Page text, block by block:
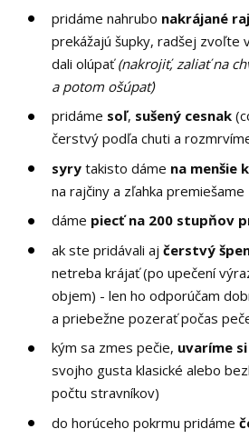
pridáme nahrubo nakrájané
prekážajú šupky, radšej zvoľte
dali olúpať(nakrojiť, zaliať na
a potom ošúpať)
pridáme soľ, sušený cesnak
čerstvý podľa chuti a
syry takisto dáme na menšie
na rajčiny a zľahka premiešame
dáme piecť na 200 stupňov
ak ste pridávali ajčerstvý
netreba krájať (po upečení
objem) - len ho odporúčam
a priebežne pozerať počas
kým sa zmes pečie, uvaríme
svojho gusta klasické alebo
počtu stravníkov)
do horúceho pokrmu pridáme